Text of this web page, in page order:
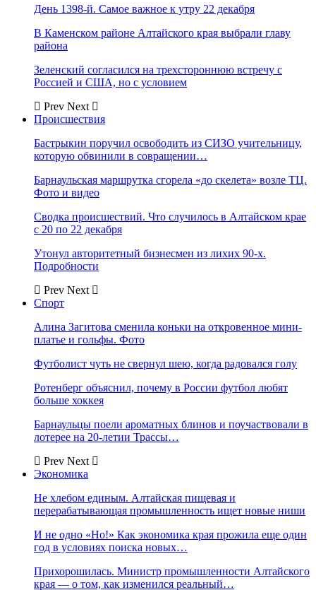
День 1398-й. Самое важное к утру 22 декабря
В Каменском районе Алтайского края выбрали главу
района
Зеленский согласился на трехстороннюю встречу с
Россией и США, но с условием
Prev Next
Происшествия
Бастрыкин поручил освободить из СИЗО учительницу,
которую обвинили в совращении…
Барнаульская маршрутка сгорела «до скелета» возле ТЦ.
Фото и видео
Сводка происшествий. Что случилось в Алтайском крае
с 20 по 22 декабря
Утонул авторитетный бизнесмен из лихих 90-х.
Подробности
Prev Next
Спорт
Алина Загитова сменила коньки на откровенное мини-
платье и гольфы. Фото
Футболист чуть не свернул шею, когда радовался голу
Ротенберг объяснил, почему в России футбол любят
больше хоккея
Барнаульцы поели ароматных блинов и поучаствовали в
лотерее на 20-летии Трассы…
Prev Next
Экономика
Не хлебом единым. Алтайская пищевая и
перерабатывающая промышленность ищет новые ниши
И не одно «Но!» Как экономика края прожила еще один
год в условиях поиска новых…
Прихорошилась. Министр промышленности Алтайского
края — о том, как изменился реальный…